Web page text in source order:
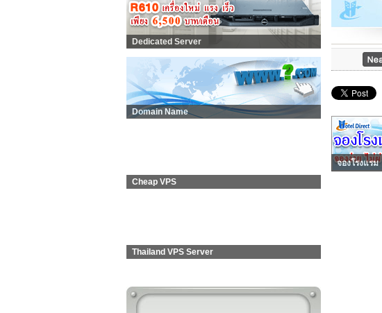
Dedicated Server
Domain Name
Cheap VPS
Thailand VPS Server
จองโรงแรม